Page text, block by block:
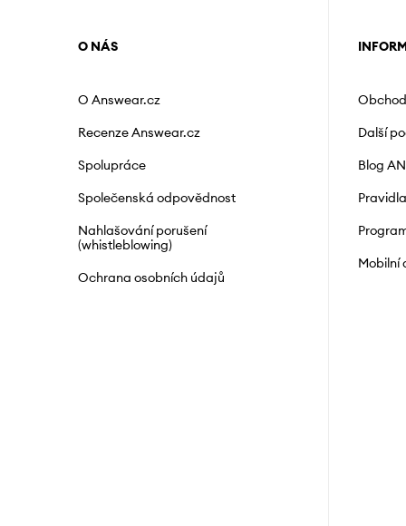
O NÁS
O Answear.cz
Recenze Answear.cz
Spolupráce
Společenská odpovědnost
Nahlašování porušení
(whistleblowing)
Ochrana osobních údajů
Další
Blog
Mobilní